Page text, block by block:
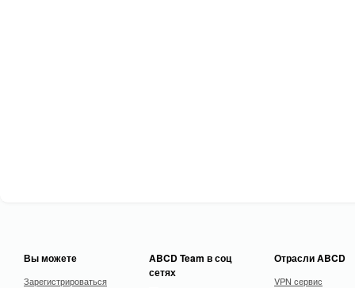
Вы можете
Зарегистрироваться
ABCD Team в соц
сетях
Отрасли ABCD
VPN сервис